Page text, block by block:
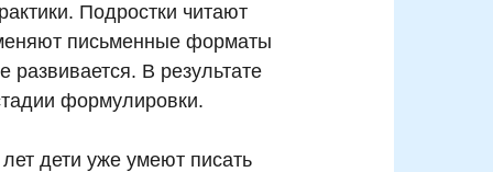
Подростки читают
письменные форматы
В результате
формулировки.
дети уже умеют писать